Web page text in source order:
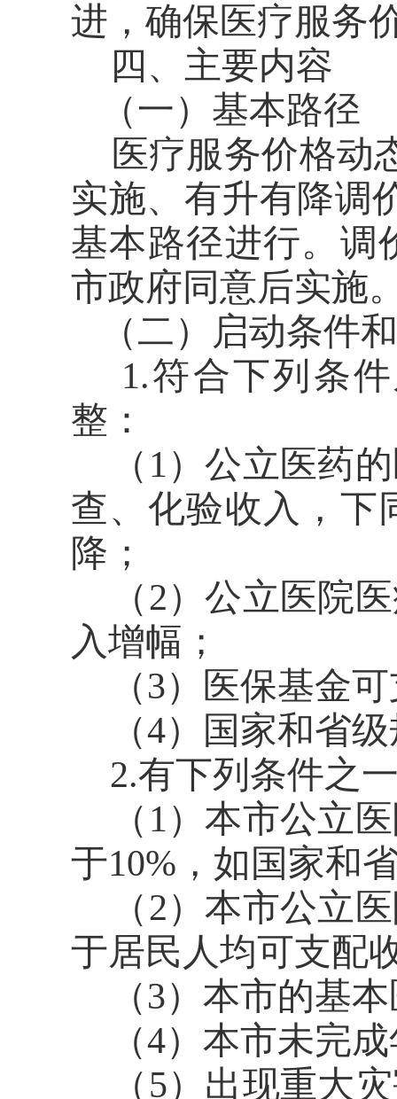
进，确保医疗服务
四、主要内容
（一）基本路径
医疗服务价格动
实施、有升有降调
基本路径进行。调
市政府同意后实施
（二）启动条件
1.符合下列条
整：
（ 1）公立医药
查、化验收入，下
降；
（2）公立医院
入增幅 ；
（3）医保基金
（4）
国家和省
2.有下列条件之
（ 1）本市公立
于10%，如 国家和
（2）本市公立
于居民人均可支配
（3）本市的基
（4）本市未完
（5）出现重大